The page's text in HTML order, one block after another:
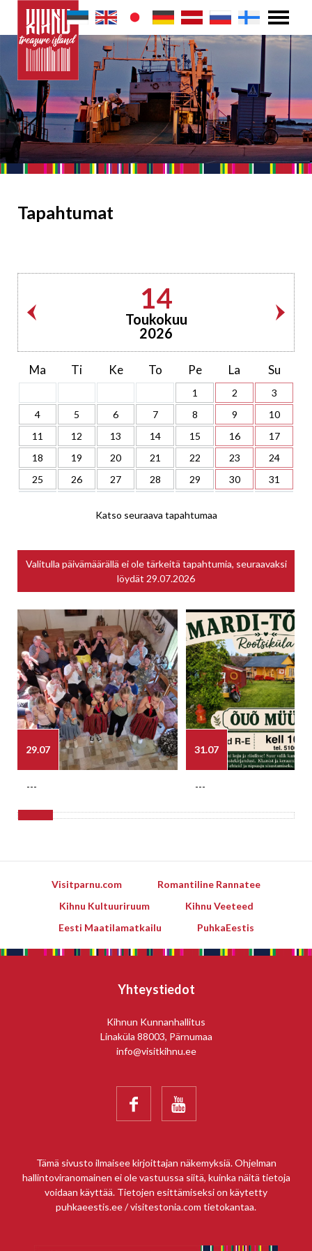
Tapahtumat
14
Toukokuu
2026
Ma Ti Ke To Pe La Su
1 2
3
4
5 6 7 8 9
10
11
12 13 14 15 16
17
18
19 20 21 22 23
24
25
26 27 28 29 30 31
Katso seuraava tapahtumaa
Valitulla päivämäärällä ei ole tärkeitä tapahtumia, seuraavaksi
löydät 29.07.2026
29.07
---
31.07
---
Visitparnu.com
Romantiline Rannatee
Kihnu Kultuuriruum
Kihnu Veeteed
Eesti Maatilamatkailu
PuhkaEestis
Yhteystiedot
Kihnun Kunnanhallitus
Linaküla 88003, Pärnumaa
info@visitkihnu.ee
 
Tämä sivusto ilmaisee kirjoittajan näkemyksiä. Ohjelman
hallintoviranomainen ei ole vastuussa siitä, kuinka näitä tietoja
voidaan käyttää. Tietojen esittämiseksi on käytetty
puhkaeestis.ee / visitestonia.com tietokantaa.